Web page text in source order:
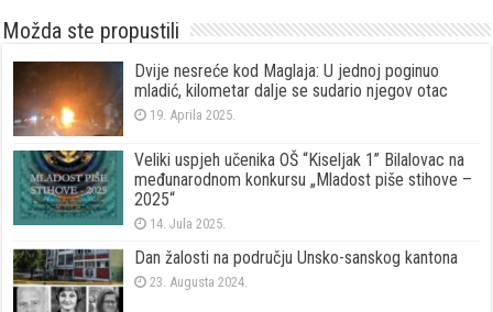
Možda ste propustili
Dvije nesreće kod Maglaja: U jednoj poginuo
mladić, kilometar dalje se sudario njegov otac
19. Aprila 2025.
Veliki uspjeh učenika OŠ “Kiseljak 1” Bilalovac na
međunarodnom konkursu „Mladost piše stihove –
2025“
14. Jula 2025.
Dan žalosti na području Unsko-sanskog kantona
23. Augusta 2024.